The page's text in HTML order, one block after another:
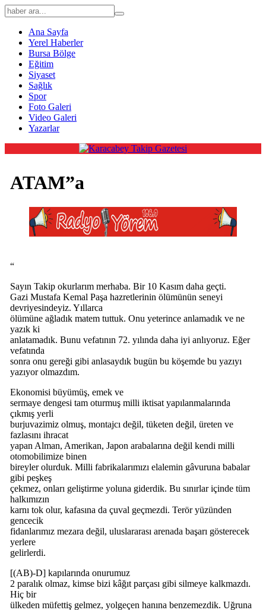
Ana Sayfa
Yerel Haberler
Bursa Bölge
Eğitim
Siyaset
Sağlık
Spor
Foto Galeri
Video Galeri
Yazarlar
ATAM”a
“
Sayın Takip okurlarım merhaba. Bir 10 Kasım daha geçti.
Gazi Mustafa Kemal Paşa hazretlerinin ölümünün seneyi
devriyesindeyiz. Yıllarca
ölümüne ağladık matem tuttuk. Onu yeterince anlamadık ve ne
yazık ki
anlatamadık. Bunu vefatının 72. yılında daha iyi anlıyoruz. Eğer
vefatında
sonra onu gereği gibi anlasaydık bugün bu köşemde bu yazıyı
yazıyor olmazdım.
Ekonomisi büyümüş, emek ve
sermaye dengesi tam oturmuş milli iktisat yapılanmalarında
çıkmış yerli
burjuvazimiz olmuş, montajcı değil, tüketen değil, üreten ve
fazlasını ihracat
yapan Alman, Amerikan, Japon arabalarına değil kendi milli
otomobilimize binen
bireyler olurduk. Milli fabrikalarımızı elalemin gâvuruna babalar
gibi peşkeş
çekmez, onları geliştirme yoluna giderdik. Bu sınırlar içinde tüm
halkımızın
karnı tok olur, kafasına da çuval geçmezdi. Terör yüzünden
gencecik
fidanlarımız mezara değil, uluslararası arenada başarı gösterecek
yerlere
gelirlerdi.
[(AB)-D] kapılarında onurumuz
2 paralık olmaz, kimse bizi kâğıt parçası gibi silmeye kalkmazdı.
Hiç bir
ülkeden müfettiş gelmez, yolgeçen hanına benzemezdik. Uğruna